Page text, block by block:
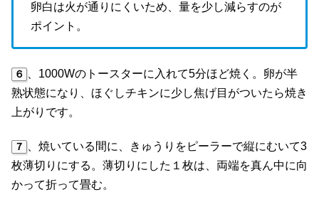
卵白は火が通りにくいため、量を少し減らすのが
ポイント。
６ 、1000Wのトースターに入れて5分ほど焼く。卵が半
熟状態になり、ほぐしチキンに少し焦げ目がついたら焼き
上がりです。
７ 、焼いている間に、きゅうりをピーラーで縦にむいて3
枚薄切りにする。薄切りにした１枚は、両端を真ん中に向
かって折って畳む。